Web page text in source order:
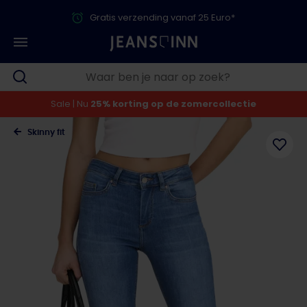
Gratis verzending vanaf 25 Euro*
Sale | Nu 25% korting op de zomercollectie
Skinny fit